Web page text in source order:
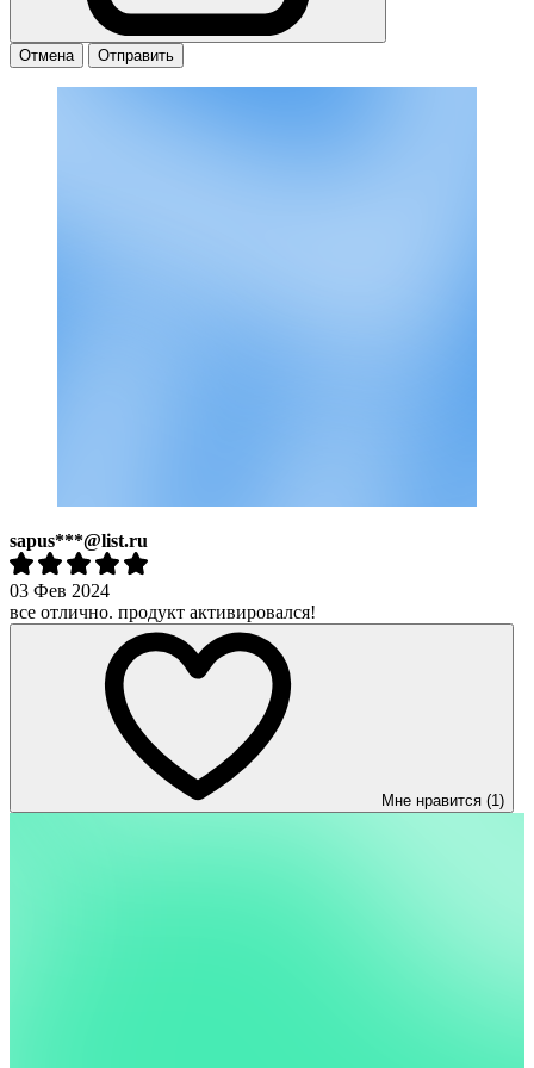
Отмена Отправить
sapus***@list.ru
03 Фев 2024
все отлично. продукт активировался!
Мне нравится (1)